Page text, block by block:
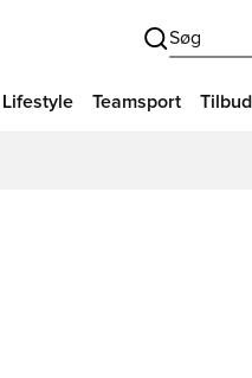
Søg
Lifestyle Teamsport Tilbud